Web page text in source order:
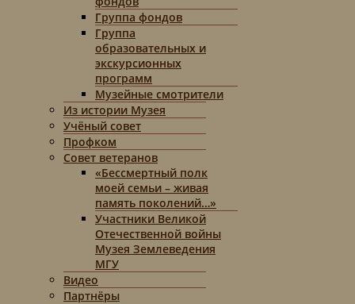
Группа фондов
Группа
образовательных и
экскурсионных
программ
Музейные смотрители
Из истории Музея
Учёный совет
Профком
Совет ветеранов
«Бессмертный полк
моей семьи – живая
память поколений…»
Участники Великой
Отечественной войны
Музея Землеведения
МГУ
Видео
Партнёры